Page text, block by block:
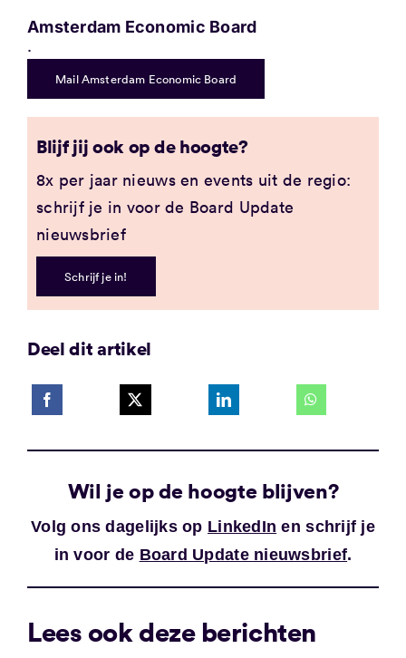
Amsterdam Economic Board
.
Mail Amsterdam Economic Board
Blijf jij ook op de hoogte?
8x per jaar nieuws en events uit de regio:
schrijf je in voor de Board Update
nieuwsbrief
Schrijf je in!
Deel dit artikel
Wil je op de hoogte blijven?
Volg ons dagelijks op LinkedIn en schrijf je
in voor de Board Update nieuwsbrief.
Lees ook deze berichten